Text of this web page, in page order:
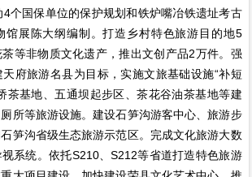
个国保单位的保护规划和铁炉嘴冶铁遗址考古
馆展陈大纲编制。打造乡村特色旅游目的地5
等非物质文化遗产，推出文创产品2万件。强
府旅游名县为目标，实施文旅基础设施“补短
茶基地、五通坝起步区、茶花谷油茶基地等建
所等旅游设施。建设石笋沟游客中心、旅游步
笋沟省级生态旅游示范区。完成文化旅游大数
系统。依托S210、S212等省道打造特色旅游